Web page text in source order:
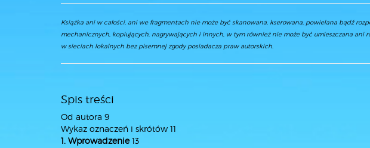
Książka ani w całości, ani we fragmentach nie może być skanowana, kserowana, powielana bądź
mechanicznych, kopiujących, nagrywających i innych, w tym również nie może być umieszczana
w sieciach lokalnych bez pisemnej zgody posiadacza praw autorskich.
Spis treści
Od autora 9
Wykaz oznaczeń i skrótów 11
1. Wprowadzenie13